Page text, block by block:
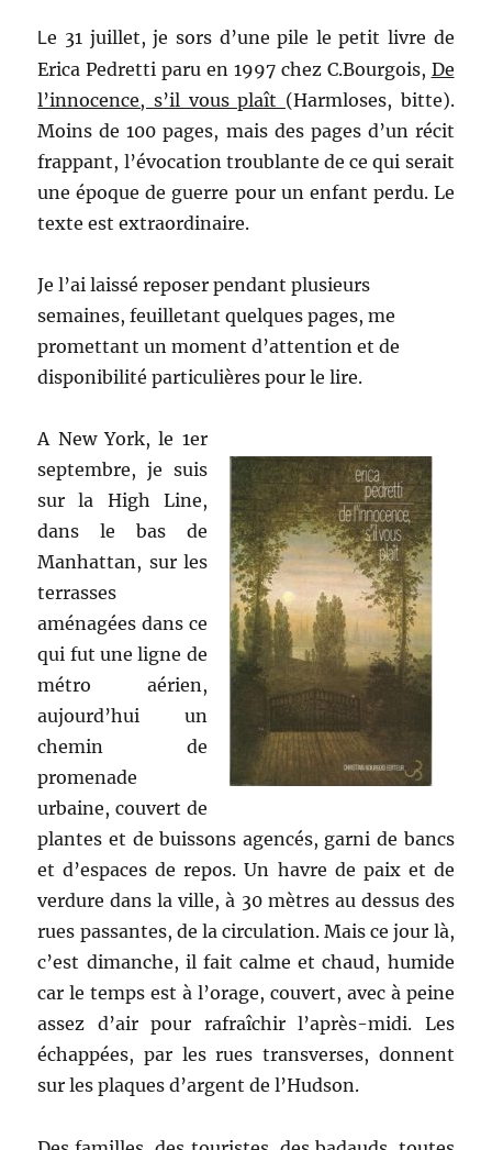
Le 31 juillet, je sors d’une pile le petit livre de
Erica Pedretti paru en 1997 chez C.Bourgois, De
l’innocence, s’il vous plaît (Harmloses, bitte).
Moins de 100 pages, mais des pages d’un récit
frappant, l’évocation troublante de ce qui serait
une époque de guerre pour un enfant perdu. Le
texte est extraordinaire.
Je l’ai laissé reposer pendant plusieurs
semaines, feuilletant quelques pages, me
promettant un moment d’attention et de
disponibilité particulières pour le lire.
A New York, le 1er
septembre, je suis
sur la High Line,
dans le bas de
Manhattan, sur les
terrasses
aménagées dans ce
qui fut une ligne de
métro aérien,
aujourd’hui un
chemin de
promenade
urbaine, couvert de
plantes et de buissons agencés, garni de bancs
et d’espaces de repos. Un havre de paix et de
verdure dans la ville, à 30 mètres au dessus des
rues passantes, de la circulation. Mais ce jour là,
c’est dimanche, il fait calme et chaud, humide
car le temps est à l’orage, couvert, avec à peine
assez d’air pour rafraîchir l’après-midi. Les
échappées, par les rues transverses, donnent
sur les plaques d’argent de l’Hudson.